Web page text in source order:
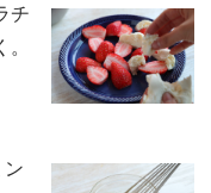
チ
ン